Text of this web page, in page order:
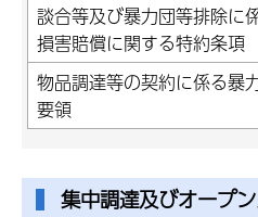
談合等及び暴力団等排除に
損害賠償に関する特約条項
物品調達等の契約に係る暴
要領
集中調達及びオープ